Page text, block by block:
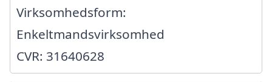
Virksomhedsform:
Enkeltmandsvirksomhed
CVR: 31640628